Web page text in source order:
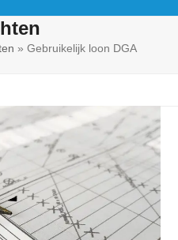
»Gebruikelijk loon DGA